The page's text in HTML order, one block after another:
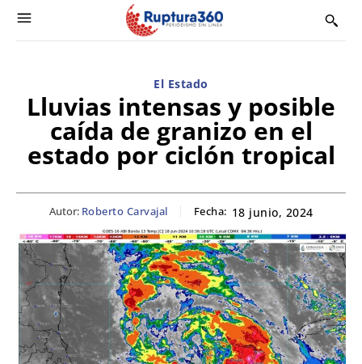
El Estado
Lluvias intensas y posible
caída de granizo en el
estado por ciclón tropical
Autor: Roberto Carvajal Fecha: 18 junio, 2024